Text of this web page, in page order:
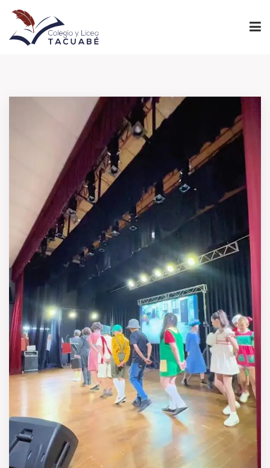
PROYECTO EDUCATIVO
INSTITUCIONAL
ADMINISTRACIÓN